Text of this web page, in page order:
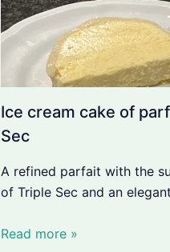
Ice cream cake of
Sec
A refined parfait with the
of Triple Sec and an
Read more »